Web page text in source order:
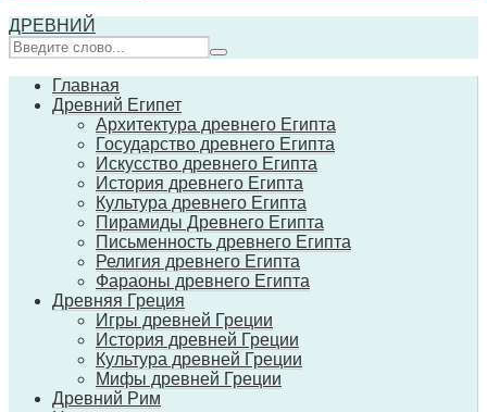
ДРЕВНИЙ
Главная
Древний Египет
Архитектура древнего Египта
Государство древнего Египта
Искусство древнего Египта
История древнего Египта
Культура древнего Египта
Пирамиды Древнего Египта
Письменность древнего Египта
Религия древнего Египта
Фараоны древнего Египта
Древняя Греция
Игры древней Греции
История древней Греции
Культура древней Греции
Мифы древней Греции
Древний Рим